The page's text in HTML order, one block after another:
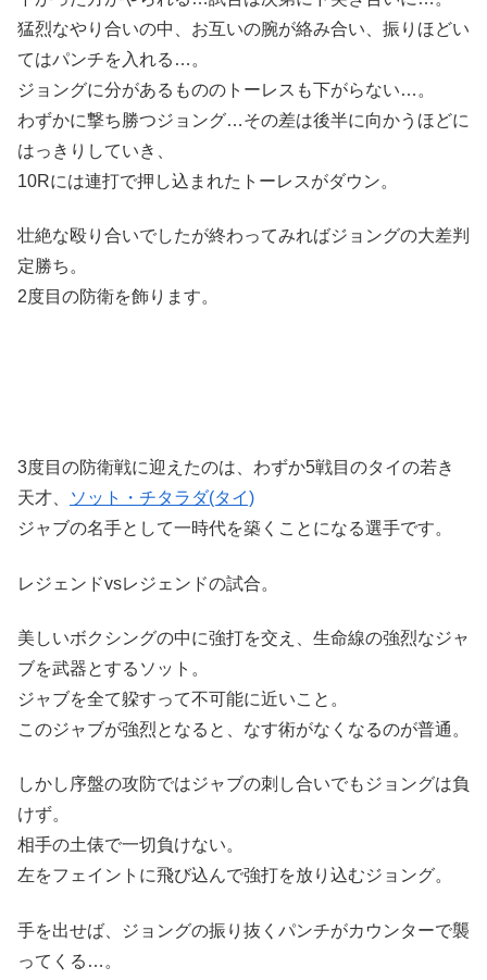
猛烈なやり合いの中、お互いの腕が絡み合い、振りほどい
てはパンチを入れる…。
ジョングに分があるもののトーレスも下がらない…。
わずかに撃ち勝つジョング…その差は後半に向かうほどに
はっきりしていき、
10Rには連打で押し込まれたトーレスがダウン。
壮絶な殴り合いでしたが終わってみればジョングの大差判
定勝ち。
2度目の防衛を飾ります。
3度目の防衛戦に迎えたのは、わずか5戦目のタイの若き
天才、
ソット・チタラダ(タイ)
ジャブの名手として一時代を築くことになる選手です。
レジェンドvsレジェンドの試合。
美しいボクシングの中に強打を交え、生命線の強烈なジャ
ブを武器とするソット。
ジャブを全て躱すって不可能に近いこと。
このジャブが強烈となると、なす術がなくなるのが普通。
しかし序盤の攻防ではジャブの刺し合いでもジョングは負
けず。
相手の土俵で一切負けない。
左をフェイントに飛び込んで強打を放り込むジョング。
手を出せば、ジョングの振り抜くパンチがカウンターで襲
ってくる…。